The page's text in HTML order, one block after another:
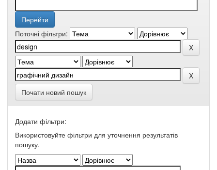
Поточні фільтри:
Почати новий пошук
Додати фільтри:
Використовуйте фільтри для уточнення результатів
пошуку.